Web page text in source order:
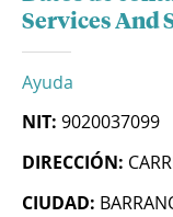
Services And
Ayuda
NIT: 9020037099
DIRECCIÓN:
CIUDAD: